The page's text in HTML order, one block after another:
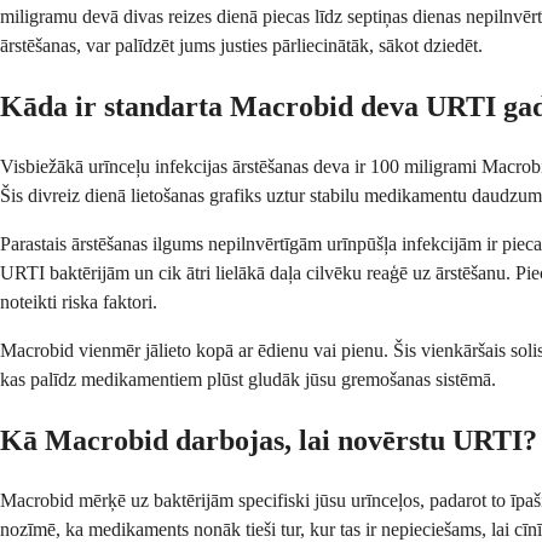
miligramu devā divas reizes dienā piecas līdz septiņas dienas
ārstēšanas, var palīdzēt jums justies pārliecinātāk, sākot dziedēt.
Kāda ir standarta Macrobid deva URTI
Visbiežākā urīnceļu infekcijas ārstēšanas deva ir 100 miligrami
Šis divreiz dienā lietošanas grafiks uztur stabilu medikamentu
Parastais ārstēšanas ilgums nepilnvērtīgām urīnpūšļa infekcijām ir
URTI baktērijām un cik ātri lielākā daļa cilvēku reaģē uz ārstēšanu.
noteikti riska faktori.
Macrobid vienmēr jālieto kopā ar ēdienu vai pienu. Šis vienkāršais
kas palīdz medikamentiem plūst gludāk jūsu gremošanas sistēmā.
Kā Macrobid darbojas, lai novērstu URTI?
Macrobid mērķē uz baktērijām specifiski jūsu urīnceļos, padarot to
nozīmē, ka medikaments nonāk tieši tur, kur tas ir nepieciešams, lai